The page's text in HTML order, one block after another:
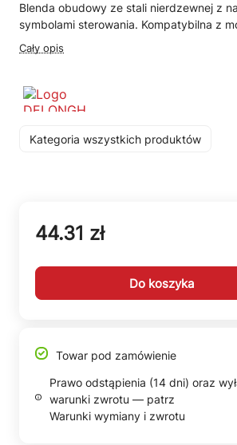
Blenda obudowy ze stali nierdzewnej z
symbolami sterowania. Kompatybilna z
Cały opis
Kategoria wszystkich produktów
44.31 zł
Do koszyka
Towar pod zamówienie
Prawo odstąpienia (14 dni) oraz
warunki zwrotu — patrz
Warunki wymiany i zwrotu